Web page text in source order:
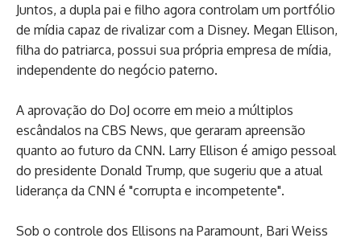
Juntos, a dupla pai e filho agora controlam um portfólio
de mídia capaz de rivalizar com a Disney. Megan Ellison,
filha do patriarca, possui sua própria empresa de mídia,
independente do negócio paterno.
A aprovação do DoJ ocorre em meio a múltiplos
escândalos na CBS News, que geraram apreensão
quanto ao futuro da CNN. Larry Ellison é amigo pessoal
do presidente Donald Trump, que sugeriu que a atual
liderança da CNN é "corrupta e incompetente".
Sob o controle dos Ellisons na Paramount, Bari Weiss